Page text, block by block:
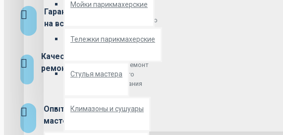
Мойки парикмахерские
Тележки парикмахерские
Стулья мастера
Климазоны и сушуары
Гарантия
на всё
Гарантия на всю
продаваемую продукцию
Качественный
ремонт
сборку и ремонт
проданного
оборудования
Опытные
мастера
Квалифицированные